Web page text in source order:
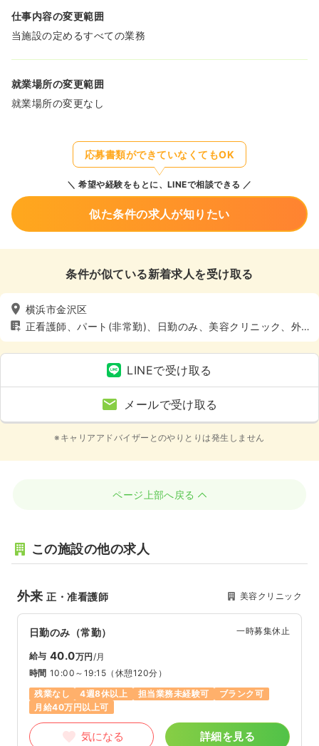
仕事内容の変更範囲
当施設の定めるすべての業務
就業場所の変更範囲
就業場所の変更なし
応募書類ができていなくてもOK
希望や経験をもとに、LINEで相談できる
似た条件の求人が知りたい
条件が似ている新着求人を受け取る
横浜市金沢区
正看護師、パート(非常勤)、日勤のみ、美容クリニック、外
来
LINEで受け取る
メールで受け取る
※キャリアアドバイザーとのやりとりは発生しません
ページ上部へ戻る
この施設の他の求人
外来正・准看護師 美容クリニック
日勤のみ（常勤） 一時募集休止
給与 40.0万円/月
時間 10:00～19:15 （休憩120分）
残業なし
4週8休以上 担当業務未経験可
ブランク可
月給40万円以上可
気になる 詳細を見る